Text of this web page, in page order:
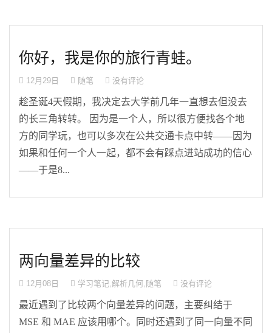
你好，我是你的旅行青蛙。
12月29日 随笔 没有评论
趁圣诞4天假期，我决定去大学前几年一直想去但没去
的长三角转转。 因为是一个人，所以很方便找各个地
方的同学玩，也可以多次在公共交通卡点中转——因为
如果和任何一个人一起，都不会有踩点进站成功的信心
——于是8...
两向量差异的比较
12月08日 学习笔记,解析几何, 随笔 没有评论
最近遇到了比较两个向量差异的问题，主要纠结于
MSE 和 MAE 应该用哪个。同时还遇到了同一向量不同